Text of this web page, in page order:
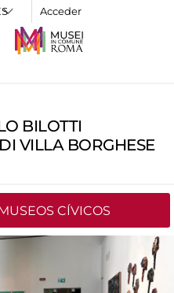
Acceder
BILOTTI
VILLA BORGHESE
CÍVICOS